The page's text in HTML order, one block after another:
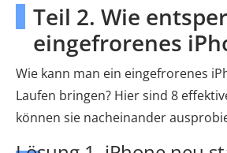
Teil 2. Wie
eingefrorenes
Wie kann man ein eingefrorenes
Laufen bringen? Hier sind 8
können sie nacheinander